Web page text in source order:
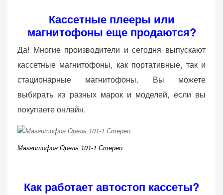
Кассетные плееры или
магнитофоны еще продаются?
Да! Многие производители и сегодня выпускают
кассетные магнитофоны, как портативные, так и
стационарные магнитофоны. Вы можете
выбирать из разных марок и моделей, если вы
покупаете онлайн.
Магнитофон Орель 101-1 Стерео
Как работает автостоп кассеты?